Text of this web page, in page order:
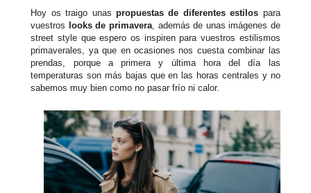
Hoy os traigo unas propuestas de diferentes estilos para
vuestros
looks de primavera, además de unas imágenes de
street style que espero os inspiren para vuestros estilismos
primaverales, ya que en ocasiones nos cuesta combinar las
prendas, porque a primera y última hora del día las
temperaturas son más bajas que en las horas centrales y no
sabemos muy bien como no pasar frío ni calor.